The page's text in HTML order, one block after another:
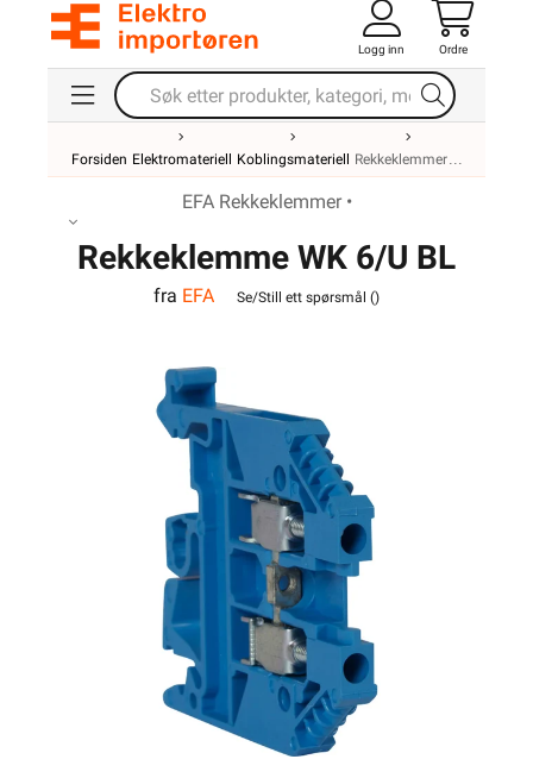
Logg inn Ordre
Forsiden Elektromateriell Koblingsmateriell Rekkeklemmer
EFA Rekkeklemmer •
Rekkeklemme WK 6/U BL
VO
fra EFA Se/Still ett spørsmål ()